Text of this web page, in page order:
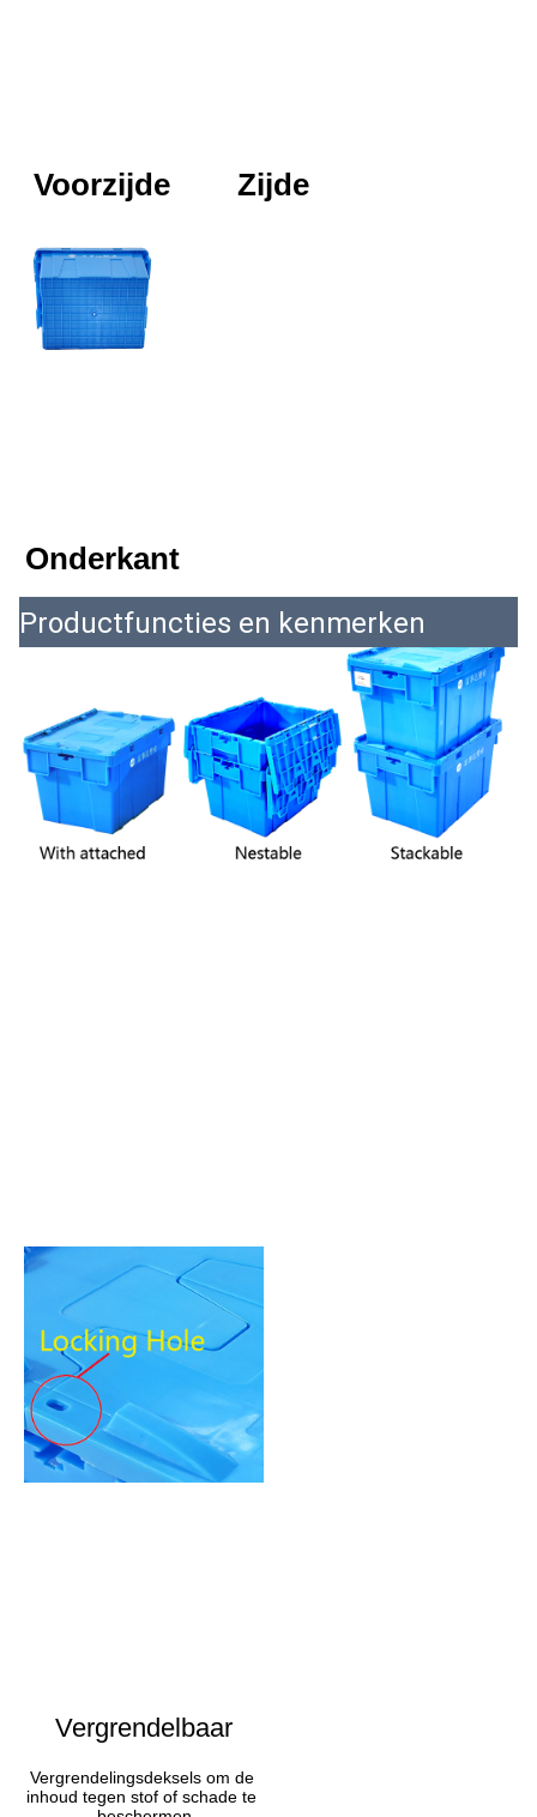
Voorzijde Zijde
Onderkant
Productfuncties en kenmerken
Vergrendelbaar
Vergrendelingsdeksels om de
inhoud tegen stof of schade te